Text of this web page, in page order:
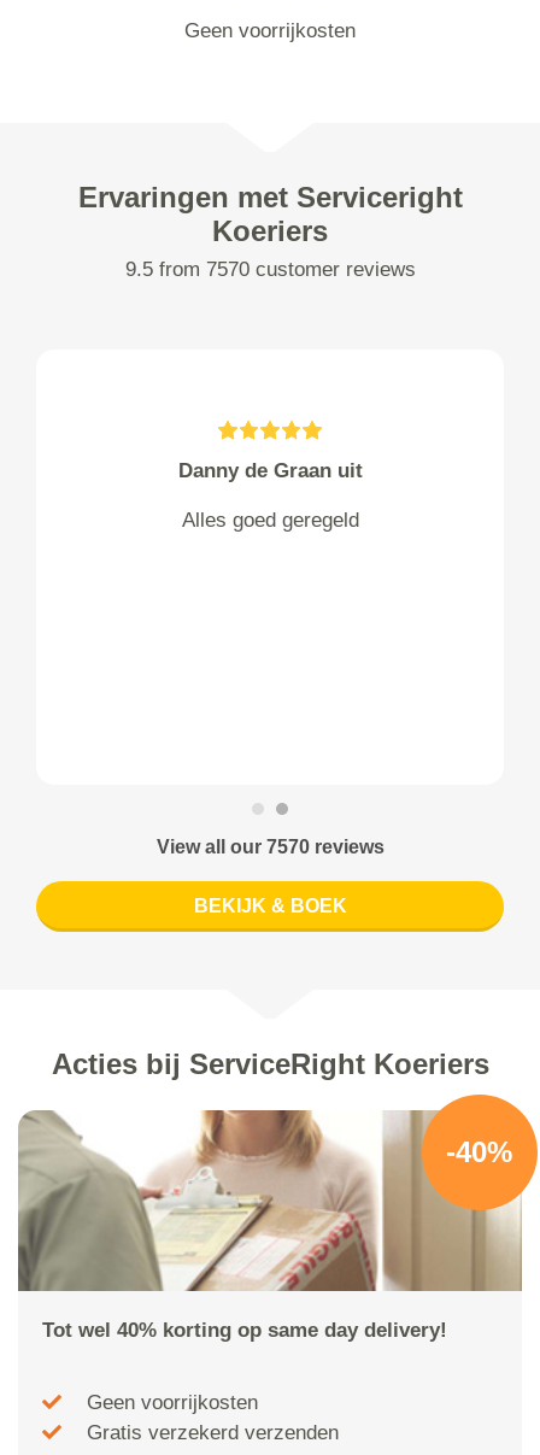
Geen voorrijkosten
Ervaringen met Serviceright
Koeriers
9.5 from 7570 customer reviews
Danny de Graan uit
Alles goed geregeld
View all our 7570 reviews
BEKIJK & BOEK
Acties bij ServiceRight Koeriers
-40%
Tot wel 40% korting op same day delivery!
Geen voorrijkosten
Gratis verzekerd verzenden